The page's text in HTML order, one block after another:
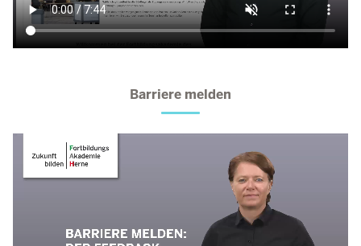
Barriere melden